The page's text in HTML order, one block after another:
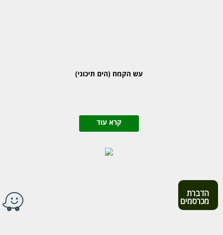
עש הקמח (הים תיכוני)
קרא עוד
הדברת
מכרסמים